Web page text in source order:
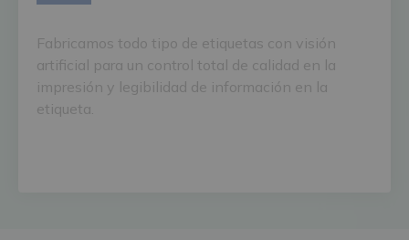
Fabricamos todo tipo de etiquetas con visión
artificial para un control total de calidad en la
impresión y legibilidad de información en la
etiqueta.